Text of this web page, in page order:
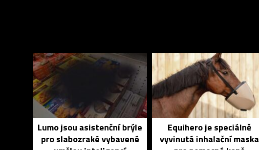
Lumo jsou asistenční brýle
pro slabozraké vybavené
Equihero je speciálně
vyvinutá inhalační maska